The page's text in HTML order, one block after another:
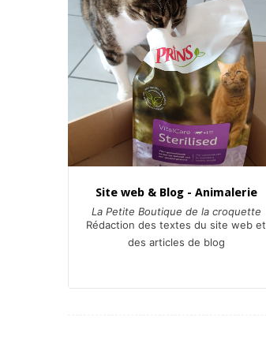
Site web & Blog - Animalerie
La Petite Boutique de la croquette
Rédaction des textes du site web et
des articles de blog